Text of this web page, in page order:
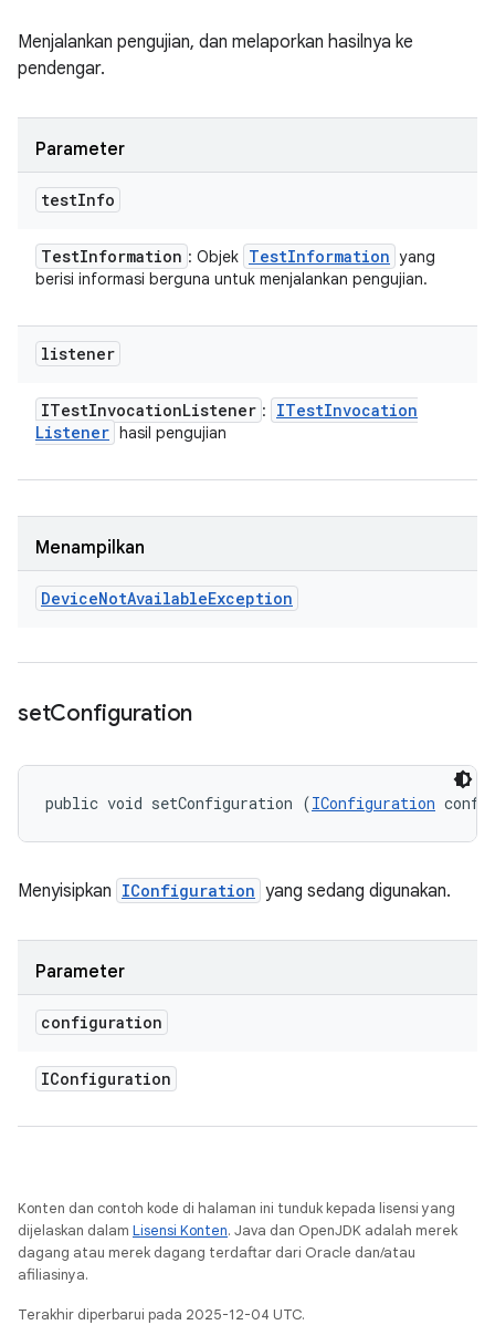
Menjalankan pengujian, dan melaporkan hasilnya ke
pendengar.
Parameter
testInfo
TestInformation : Objek TestInformation yang
berisi informasi berguna untuk menjalankan pengujian.
listener
ITestInvocationListener : ITestInvocation
Listener hasil pengujian
Menampilkan
DeviceNotAvailableException
setConfiguration
public void setConfiguration (IConfiguration
Menyisipkan IConfiguration yang sedang digunakan.
Parameter
configuration
IConfiguration
Konten dan contoh kode di halaman ini tunduk kepada lisensi yang
dijelaskan dalam Lisensi Konten. Java dan OpenJDK adalah merek
dagang atau merek dagang terdaftar dari Oracle dan/atau
afiliasinya.
Terakhir diperbarui pada 2025-12-04 UTC.